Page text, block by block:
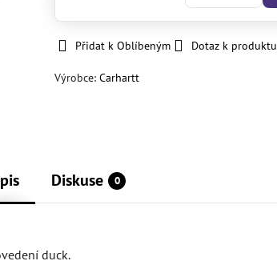
Přidat k Oblíbeným Dotaz k produktu
Výrobce:Carhartt
Diskuse 0
duck.